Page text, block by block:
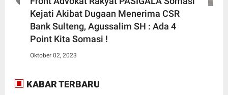
Kejati Akibat Dugaan Menerima CSR
Bank Sulteng, Agussalim SH : Ada 4
Point Kita Somasi !
Oktober 02, 2023
KABAR TERBARU